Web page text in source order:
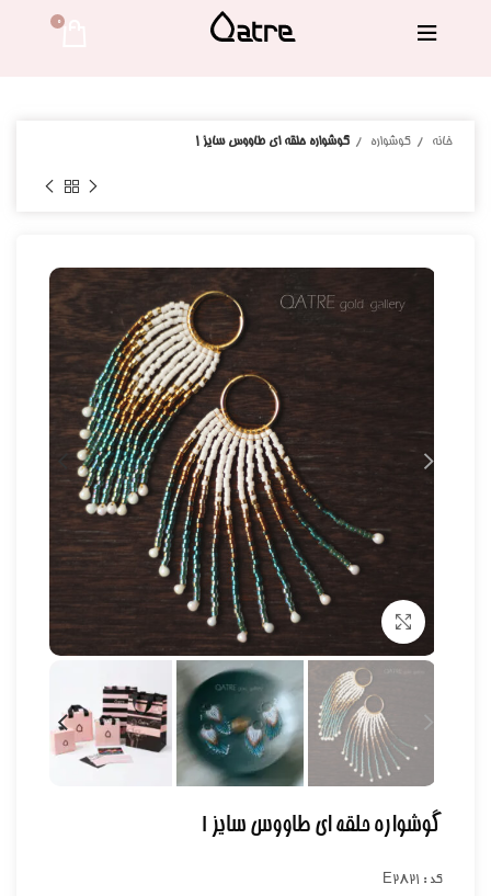
0
خانه گوشواره گوشواره حلقه ای طاووس سایز ۱
برای بزرگنمایی کلیک کنید
گوشواره حلقه ای طاووس سایز ۱
کد : E2821